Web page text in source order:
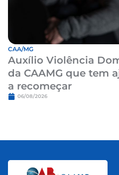
CAA/MG
Auxílio Violência
da CAAMG que tem
a recomeçar
06/08/2026